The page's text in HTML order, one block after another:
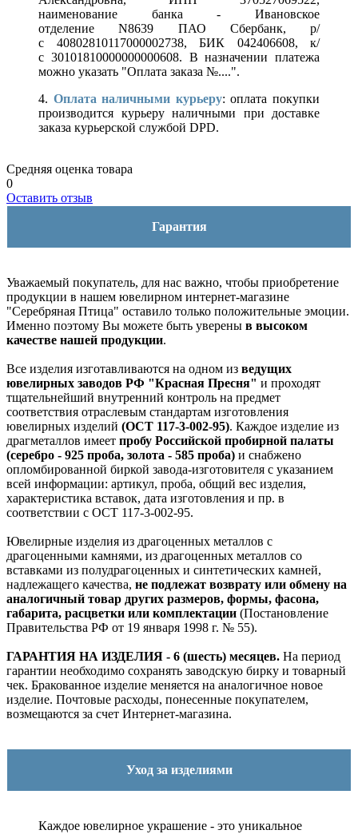
наименование банка - Ивановское
отделение N8639 ПАО Сбербанк, р/
с 40802810117000002738, БИК 042406608, к/
с 30101810000000000608. В назначении платежа
можно указать "Оплата заказа №....".
4. Оплата наличными курьеру: оплата покупки
производится курьеру наличными при доставке
заказа курьерской службой DPD.
Средняя оценка товара
0
Оставить отзыв
Гарантия
Уважаемый покупатель, для нас важно, чтобы приобретение
продукции в нашем ювелирном интернет-магазине
"Серебряная Птица" оставило только положительные эмоции.
Именно поэтому Вы можете быть уверены в высоком
качестве нашей продукции.
Все изделия изготавливаются на одном из ведущих
ювелирных заводов РФ "Красная Пресня" и проходят
тщательнейший внутренний контроль на предмет
соответствия отраслевым стандартам изготовления
ювелирных изделий (ОСТ 117-3-002-95). Каждое изделие из
драгметаллов имеет пробу Российской пробирной палаты
(серебро - 925 проба, золота - 585 проба) и снабжено
опломбированной биркой завода-изготовителя с указанием
всей информации: артикул, проба, общий вес изделия,
характеристика вставок, дата изготовления и пр. в
соответствии с ОСТ 117-3-002-95.
Ювелирные изделия из драгоценных металлов с
драгоценными камнями, из драгоценных металлов со
вставками из полудрагоценных и синтетических камней,
надлежащего качества, не подлежат возврату или обмену на
аналогичный товар других размеров, формы, фасона,
габарита, расцветки или комплектации (Постановление
Правительства РФ от 19 января 1998 г. № 55).
ГАРАНТИЯ НА ИЗДЕЛИЯ - 6 (шесть) месяцев. На период
гарантии необходимо сохранять заводскую бирку и товарный
чек. Бракованное изделие меняется на аналогичное новое
изделие. Почтовые расходы, понесенные покупателем,
возмещаются за счет Интернет-магазина.
Уход за изделиями
Каждое ювелирное украшение - это уникальное